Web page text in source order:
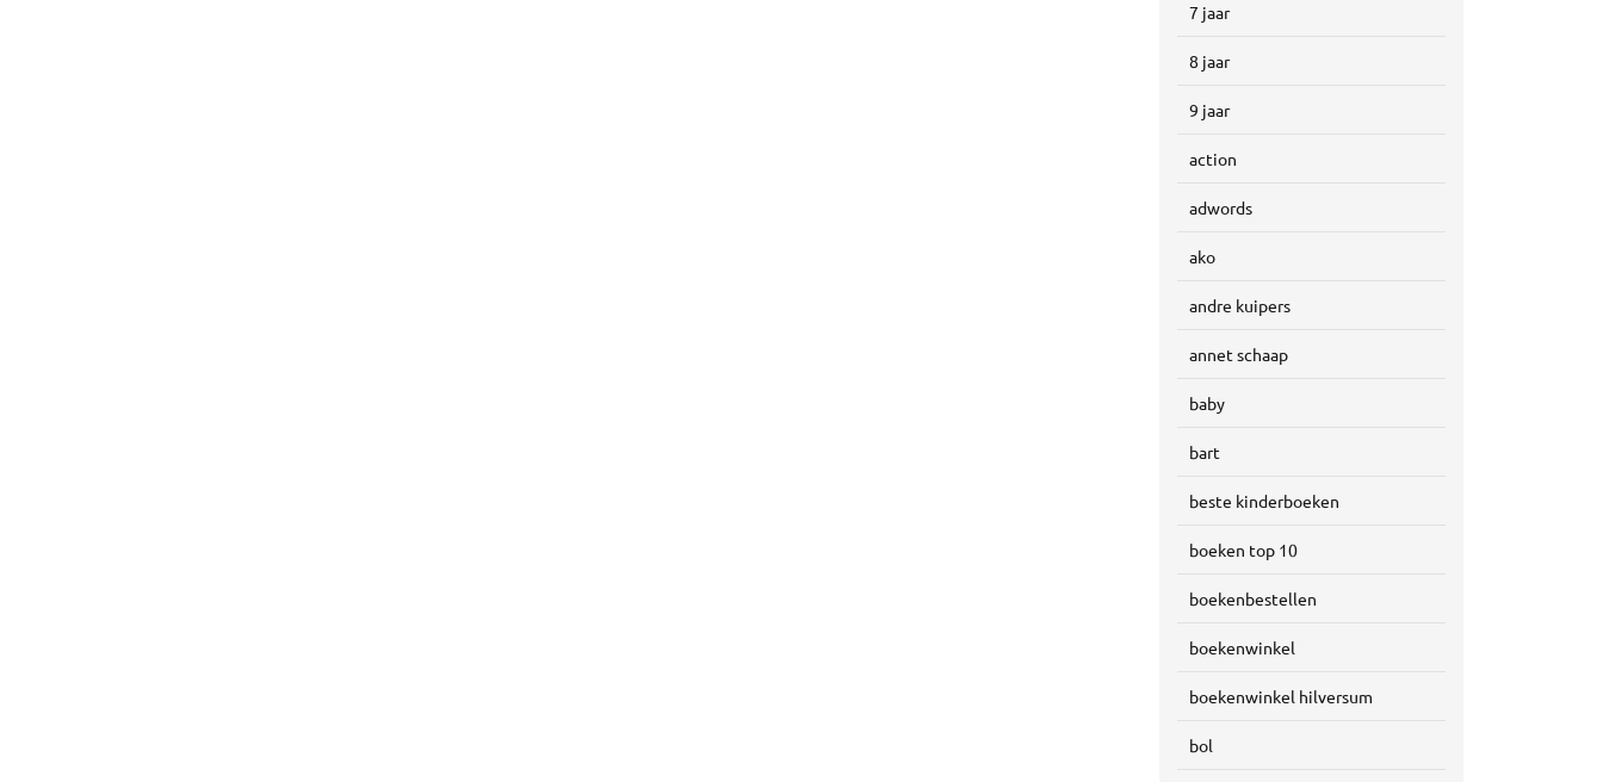
7 jaar
8 jaar
9 jaar
action
adwords
ako
andre kuipers
annet schaap
baby
bart
beste kinderboeken
boeken top 10
boekenbestellen
boekenwinkel
boekenwinkel hilversum
bol